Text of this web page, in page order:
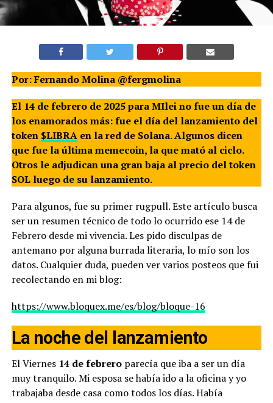
Por: Fernando Molina @fergmolina
El 14 de febrero de 2025 para MIlei no fue un día de
los enamorados más: fue el día del lanzamiento del
token $LIBRAen la red de Solana. Algunos dicen
que fue la última memecoin, la que mató al ciclo.
Otros le adjudican una gran baja al precio del token
SOL luego de su lanzamiento.
Para algunos, fue su primer rugpull. Este artículo busca
ser un resumen técnico de todo lo ocurrido ese 14 de
Febrero desde mi vivencia. Les pido disculpas de
antemano por alguna burrada literaria, lo mío son los
datos. Cualquier duda, pueden ver varios posteos que fui
recolectando en mi blog:
https://www.bloquex.me/es/blog/bloque-16
La noche del lanzamiento
El Viernes 14 de febreroparecía que iba a ser un día
muy tranquilo. Mi esposa se había ido a la oficina y yo
trabajaba desde casa como todos los días. Había